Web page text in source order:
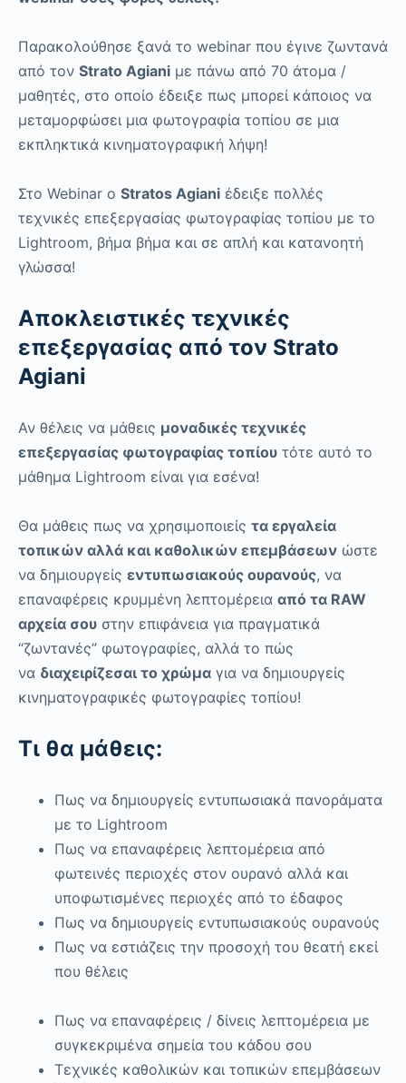
Παρακολούθησε ξανά το webinar που έγινε ζωντανά
από τον Strato Agiani με πάνω από 70 άτομα /
μαθητές, στο οποίο έδειξε πως μπορεί κάποιος να
μεταμορφώσει μια φωτογραφία τοπίου σε μια
εκπληκτικά κινηματογραφική λήψη!
Στο Webinar ο Stratos Agiani έδειξε πολλές
τεχνικές επεξεργασίας φωτογραφίας τοπίου με το
Lightroom, βήμα βήμα και σε απλή και κατανοητή
γλώσσα!
Αποκλειστικές τεχνικές
επεξεργασίας από τον Strato
Agiani
Αν θέλεις να μάθεις μοναδικές τεχνικές
επεξεργασίας φωτογραφίας τοπίου τότε αυτό το
μάθημα Lightroom είναι για εσένα!
Θα μάθεις πως να χρησιμοποιείς τα εργαλεία
τοπικών αλλά και καθολικών επεμβάσεων ώστε
να δημιουργείς εντυπωσιακούς ουρανούς, να
επαναφέρεις κρυμμένη λεπτομέρεια από τα RAW
αρχεία σου στην επιφάνεια για πραγματικά
“ζωντανές” φωτογραφίες, αλλά το πώς
να διαχειρίζεσαι το χρώμα για να δημιουργείς
κινηματογραφικές φωτογραφίες τοπίου!
Τι θα μάθεις:
Πως να δημιουργείς εντυπωσιακά πανοράματα
με το Lightroom
Πως να επαναφέρεις λεπτομέρεια από
φωτεινές περιοχές στον ουρανό αλλά και
υποφωτισμένες περιοχές από το έδαφος
Πως να δημιουργείς εντυπωσιακούς ουρανούς
Πως να εστιάζεις την προσοχή του θεατή εκεί
που θέλεις
Πως να επαναφέρεις / δίνεις λεπτομέρεια με
συγκεκριμένα σημεία του κάδου σου
Τεχνικές καθολικών και τοπικών επεμβάσεων